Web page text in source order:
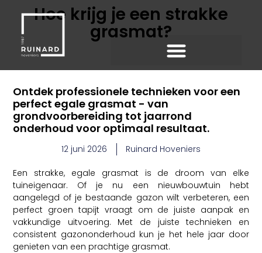
Hoe krijg je een strakke
grasmat?
Ontdek professionele technieken voor een
perfect egale grasmat - van
grondvoorbereiding tot jaarrond
onderhoud voor optimaal resultaat.
12 juni 2026 Ruinard Hoveniers
Een strakke, egale grasmat is de droom van elke
tuineigenaar. Of je nu een nieuwbouwtuin hebt
aangelegd of je bestaande gazon wilt verbeteren, een
perfect groen tapijt vraagt om de juiste aanpak en
vakkundige uitvoering. Met de juiste technieken en
consistent gazononderhoud kun je het hele jaar door
genieten van een prachtige grasmat.